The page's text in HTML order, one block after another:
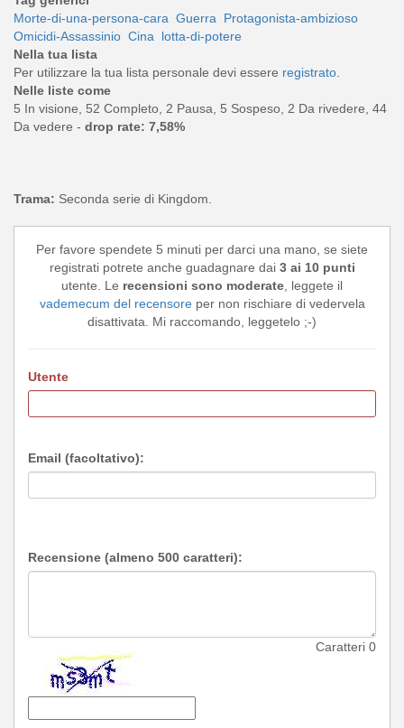
Morte-di-una-persona-cara Guerra Protagonista-ambizioso
Omicidi-Assassinio Cina lotta-di-potere
Nella tua lista
Per utilizzare la tua lista personale devi essere registrato.
Nelle liste come
5 In visione, 52 Completo, 2 Pausa, 5 Sospeso, 2 Da rivedere, 44
Da vedere - drop rate: 7,58%
Trama: Seconda serie di Kingdom.
Per favore spendete 5 minuti per darci una mano, se siete
registrati potrete anche guadagnare dai 3 ai 10 punti
utente. Le recensioni sono moderate, leggete il
vademecum del recensoreper non rischiare di vedervela
disattivata. Mi raccomando, leggetelo ;-)
Utente
Email (facoltativo):
Recensione (almeno 500 caratteri):
Caratteri 0